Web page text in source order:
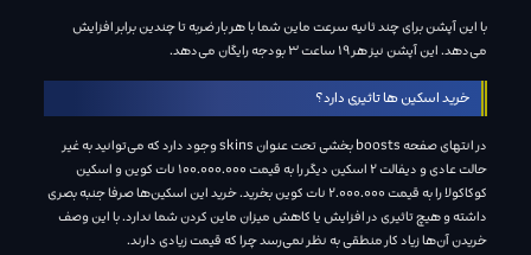
با این آپشن برای چند ثانیه سرعت ماین شما با هر بار ضربه تا چندین برابر افزایش
می‌دهد. این آپشن نیز هر 19 ساعت 3 بودجه رایگان می‌دهد.
خرید اسکین ها تاثیری دارد؟
در انتهای صفحه boosts بخشی تحت عنوان skins وجود دارد که می‌توانید به غیر
حالت عادی و دیفالت 2 اسکین دیگر را به قیمت 100.000.000 نات کوین و اسکین
کوکاکولا را به قیمت 2.000.000 نات کوین بخرید. خرید این اسکین‌ها صرفا جنبه بصری
داشته و هیچ تاثیری در افزایش یا کاهش میزان ماین کردن شما ندارد. با این وصف
خریدن آن‌ها زیاد کار منطقی به نظر نمی‌رسد چرا که قیمت زیادی دارند.